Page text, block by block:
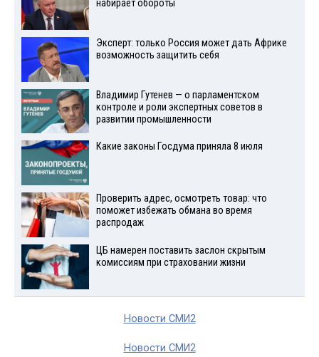
набирает обороты
Эксперт: только Россия может дать Африке
возможность защитить себя
Владимир Гутенев — о парламентском
контроле и роли экспертных советов в
развитии промышленности
Какие законы Госдума приняла 8 июля
Проверить адрес, осмотреть товар: что
поможет избежать обмана во время
распродаж
ЦБ намерен поставить заслон скрытым
комиссиям при страховании жизни
Новости СМИ2
Новости СМИ2